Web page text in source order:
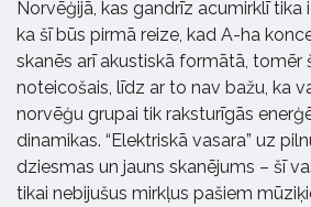
Norvēģijā, kas gandrīz acumirklī tika
ka šī būs pirmā reize, kad A-ha
skanēs arī akustiskā formātā, tomēr
noteicošais, līdz ar to nav bažu, ka
norvēģu grupai tik raksturīgās
dinamikas. “Elektriskā vasara” uz
dziesmas un jauns skanējums – šī
tikai nebijušus mirkļus pašiem